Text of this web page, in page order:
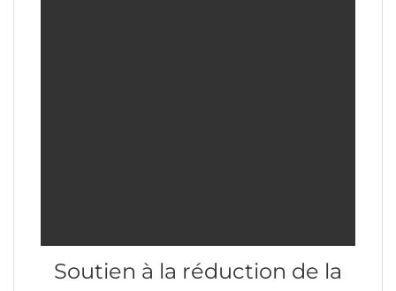
Soutien à la réduction de la